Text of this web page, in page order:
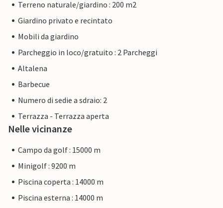
Terreno naturale/giardino : 200 m2
Giardino privato e recintato
Mobili da giardino
Parcheggio in loco/gratuito : 2 Parcheggi
Altalena
Barbecue
Numero di sedie a sdraio: 2
Terrazza - Terrazza aperta
Nelle vicinanze
Campo da golf : 15000 m
Minigolf : 9200 m
Piscina coperta : 14000 m
Piscina esterna : 14000 m